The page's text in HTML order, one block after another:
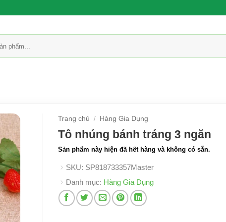
Trang chủ / Hàng Gia Dụng
Tô nhúng bánh tráng 3 ngăn
Sản phẩm này hiện đã hết hàng và không có sẵn.
SKU: SP818733357Master
Danh mục: Hàng Gia Dụng